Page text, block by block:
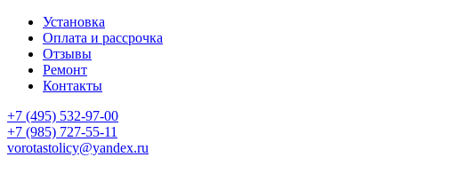
Установка
Оплата и рассрочка
Отзывы
Ремонт
Контакты
+7 (495) 532-97-00
+7 (985) 727-55-11
vorotastolicy@yandex.ru